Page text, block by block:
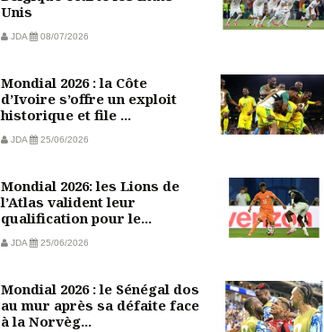
Unis
JDA 08/07/2026
Mondial 2026 : la Côte
d’Ivoire s’offre un exploit
historique et file ...
JDA 25/06/2026
Mondial 2026: les Lions de
l’Atlas valident leur
qualification pour le...
JDA 25/06/2026
Mondial 2026 : le Sénégal dos
au mur après sa défaite face
à la Norvèg...